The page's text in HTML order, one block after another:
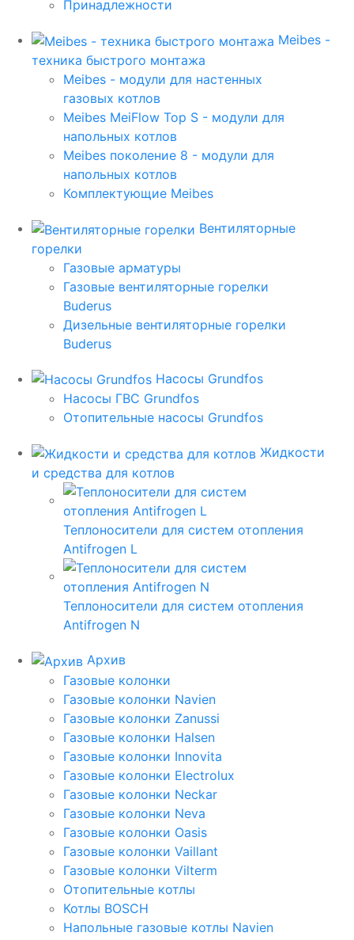
Принадлежности
Meibes -
техника быстрого монтажа
Meibes - модули для настенных
газовых котлов
Meibes MeiFlow Top S - модули для
напольных котлов
Meibes поколение 8 - модули для
напольных котлов
Комплектующие Meibes
Вентиляторные
горелки
Газовые арматуры
Газовые вентиляторные горелки
Buderus
Дизельные вентиляторные горелки
Buderus
Насосы Grundfos
Насосы ГВС Grundfos
Отопительные насосы Grundfos
Жидкости
и средства для котлов
Теплоносители для систем отопления
Antifrogen L
Теплоносители для систем отопления
Antifrogen N
Архив
Газовые колонки
Газовые колонки Navien
Газовые колонки Zanussi
Газовые колонки Halsen
Газовые колонки Innovita
Газовые колонки Electrolux
Газовые колонки Neckar
Газовые колонки Neva
Газовые колонки Oasis
Газовые колонки Vaillant
Газовые колонки Vilterm
Отопительные котлы
Котлы BOSCH
Напольные газовые котлы Navien